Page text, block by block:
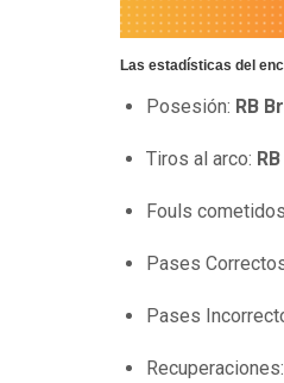
Las estadísticas del
Posesión: RB
Tiros al arco:
Fouls
Pases
Pases
Recuperaciones: